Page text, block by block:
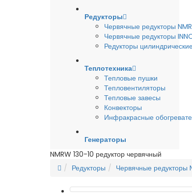
Редукторы
Червячные редукторы
Червячные редукторы
Редукторы
Теплотехника
Тепловые пушки
Тепловентиляторы
Тепловые завесы
Конвекторы
Инфракрасные
Генераторы
NMRW 130-10 редуктор червячный
Редукторы
Червячные редукторы